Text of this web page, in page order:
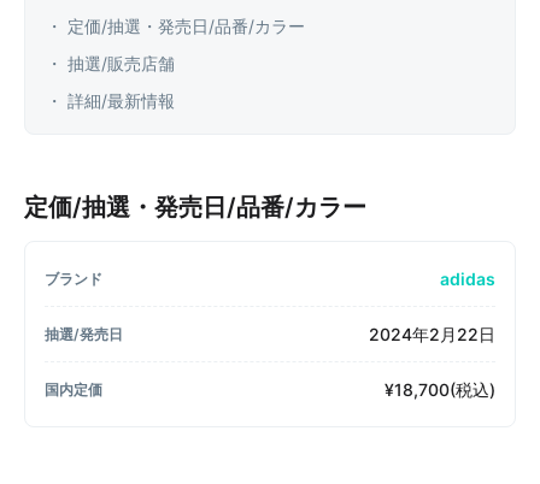
・ 定価/抽選・発売日/品番/カラー
・ 抽選/販売店舗
・ 詳細/最新情報
定価/抽選・発売日/品番/カラー
ブランド adidas
抽選/発売日 2024年2月22日
国内定価 ¥18,700(税込)